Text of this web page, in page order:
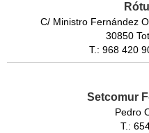
C/ Ministro Fernández
30850
T.: 968 420
Setcomur
Pedro
T.: